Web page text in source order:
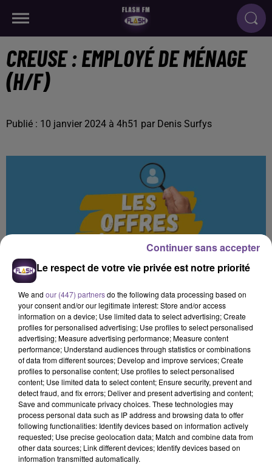
CREUSE : EMPLOYÉ DE MÉNAGE
(H/F)
Publié : 10 janvier 2024 à 4h51 par Denis Surfys
Un particulier habitant La Souterraine
recherche un employé de ménage
(H/F).
Un particulier habitant La Souterraine recherche un employé
de ménage (H/F). Vos activités principales : entretien de la
Le respect de votre vie privée est notre priorité
We and our (447) partnersdo the following data processing based on
your consent and/or our legitimate interest: Store and/or access
information on a device; Use limited data to select advertising; Create
profiles for personalised advertising; Use profiles to select personalised
advertising; Measure advertising performance; Measure content
performance; Understand audiences through statistics or combinations
of data from different sources; Develop and improve services; Create
profiles to personalise content; Use profiles to select personalised
content; Use limited data to select content; Ensure security, prevent and
detect fraud, and fix errors; Deliver and present advertising and content;
Save and communicate privacy choices. These technologies may
process personal data such as IP address and browsing data to offer
following functionalities: Identify devices based on information actively
requested; Use precise geolocation data; Match and combine data from
other data sources; Link different devices; Identify devices based on
information transmitted automatically.
Continuer sans accepter